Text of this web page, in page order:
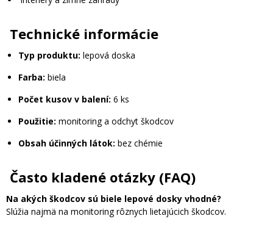
Technické informácie
Typ produktu: lepová doska
Farba: biela
Počet kusov v balení: 6 ks
Použitie: monitoring a odchyt škodcov
Obsah účinných látok: bez chémie
Často kladené otázky (FAQ)
Na akých škodcov sú biele lepové dosky vhodné?
Slúžia najmä na monitoring rôznych lietajúcich škodcov.